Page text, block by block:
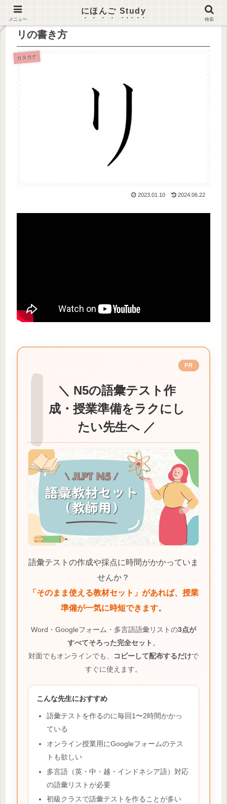
リの書き方
カタカナ
2023.01.10 2024.06.22
PR
＼ N5の語彙テスト作
成・授業準備をラクにし
たい先生へ ／
語彙テストの作成や採点に時間がかかっていま
せんか？
「そのまま使える教材セット」があれば、授業
準備が一気に時短できます。
Word・Googleフォーム・多言語語彙リストの3点が
すべてそろった完全セット 。
対面でもオンラインでも、
コピーして配布するだけで
すぐに使えます。
こんな先生におすすめ
語彙テストを作るのに毎回1〜2時間かかっ
ている
オンライン授業用にGoogleフォームのテス
トも欲しい
多言語（英・中・越・インドネシア語）対応
の語彙リストが必要
初級クラスで語彙テストを作ることが多い
メニュー
にほんご Study
検索